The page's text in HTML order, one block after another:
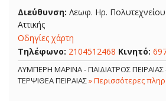
Διεύθυνση: Λεωφ. Ηρ. Πολυτεχνείου
Αττικής
Οδηγίες χάρτη
Τηλέφωνο: 2104512468 Κινητό:
ΛΥΜΠΕΡΗ ΜΑΡΙΝΑ - ΠΑΙΔΙΑΤΡΟΣ ΠΕΙΡΑΙΑΣ
ΤΕΡΨΙΘΕΑ ΠΕΙΡΑΙΑΣ» Περισσότερες